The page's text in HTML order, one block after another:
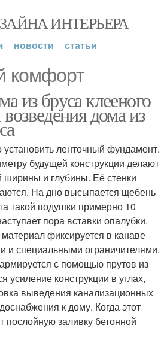
ИНТЕРЬЕРА
новости статьи
комфорт
из бруса клееного
дома из
ленточный фундамент.
будущей конструкции делают
ширины и глубины. Её стенки
На дно высыпается щебень
такой подушки примерно 10
пора вставки опалубки.
фиксируется в канаве
и специальными ограничителями.
с помощью прутов из
усиление конструкции в углах,
выведения канализационных
к дому. Когда этот
послойную заливку бетонной